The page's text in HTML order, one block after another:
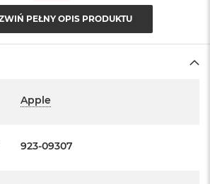
PEŁNY OPIS PRODUKTU
Apple
923-09307